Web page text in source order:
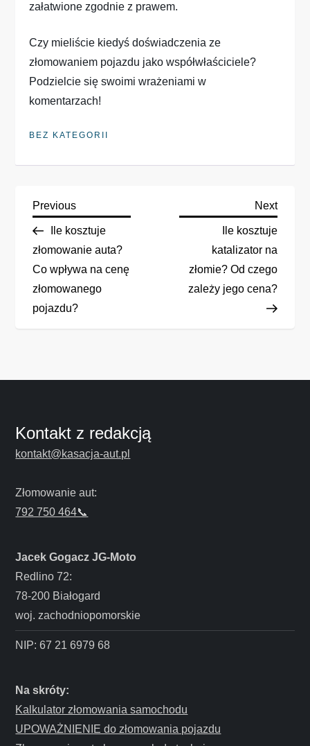
załatwione zgodnie z prawem.
Czy mieliście kiedyś doświadczenia ze
złomowaniem pojazdu jako współwłaściciele?
Podzielcie się swoimi wrażeniami w
komentarzach!
BEZ KATEGORII
N
a
w
i
a
j
w
i
s
u
Previous
Post
Previous
Ile kosztuje
złomowanie auta?
Co wpływa na cenę
złomowanego
pojazdu?
Next
Next
Ile kosztuje
katalizator na
złomie? Od czego
zależy jego cena?
Kontakt z redakcją
kontakt@kasacja-aut.pl
Złomowanie aut:
792 750 464📞
Jacek Gogacz JG-Moto
Redlino 72:
78-200 Białogard
woj. zachodniopomorskie
NIP: 67 21 6979 68
Na skróty:
Kalkulator złomowania samochodu
UPOWAŻNIENIE do złomowania pojazdu